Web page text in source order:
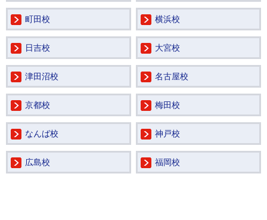
町田校 横浜校
日吉校 大宮校
津田沼校 名古屋校
京都校 梅田校
なんば校 神戸校
広島校 福岡校